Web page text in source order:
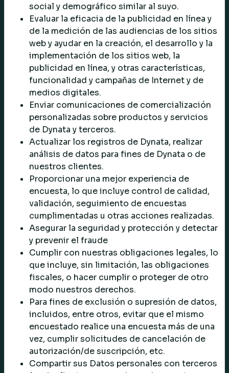
social y demográfico similar al suyo.
Evaluar la eficacia de la publicidad en línea y
de la medición de las audiencias de los sitios
web y ayudar en la creación, el desarrollo y la
implementación de los sitios web, la
publicidad en línea, y otras características,
funcionalidad y campañas de Internet y de
medios digitales.
Enviar comunicaciones de comercialización
personalizadas sobre productos y servicios
de Dynata y terceros.
Actualizar los registros de Dynata, realizar
análisis de datos para fines de Dynata o de
nuestros clientes.
Proporcionar una mejor experiencia de
encuesta, lo que incluye control de calidad,
validación, seguimiento de encuestas
cumplimentadas u otras acciones realizadas.
Asegurar la seguridad y protección y detectar
y prevenir el fraude
Cumplir con nuestras obligaciones legales, lo
que incluye, sin limitación, las obligaciones
fiscales, o hacer cumplir o proteger de otro
modo nuestros derechos.
Para fines de exclusión o supresión de datos,
incluidos, entre otros, evitar que el mismo
encuestado realice una encuesta más de una
vez, cumplir solicitudes de cancelación de
autorización/de suscripción, etc.
Compartir sus Datos personales con terceros